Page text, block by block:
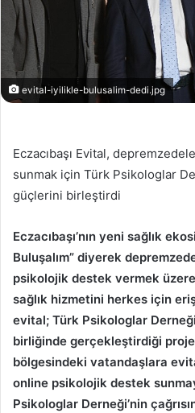
evital-iyilikle-bulusalim-dedi.jpg
Eczacıbaşı Evital,
sunmak için Türk Psikologlar
güçlerini birleştirdi
Eczacıbaşı’nın yeni sağlık
Buluşalım” diyerek
psikolojik destek vermek
sağlık hizmetini herkes için
evital; Türk Psikologlar
birliğinde gerçekleştirdiği
bölgesindeki vatandaşlara
online psikolojik destek
Psikologlar Derneği’nin